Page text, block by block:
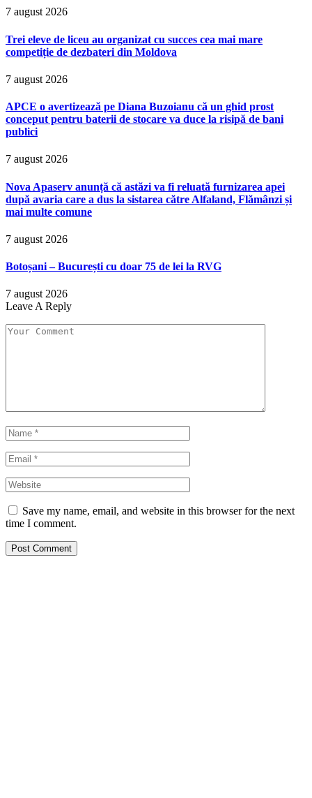
7 august 2026
Trei eleve de liceu au organizat cu succes cea mai mare
competiție de dezbateri din Moldova
7 august 2026
APCE o avertizează pe Diana Buzoianu că un ghid prost
conceput pentru baterii de stocare va duce la risipă de bani
publici
7 august 2026
Nova Apaserv anunță că astăzi va fi reluată furnizarea apei
după avaria care a dus la sistarea către Alfaland, Flămânzi și
mai multe comune
7 august 2026
Botoșani – București cu doar 75 de lei la RVG
7 august 2026
Leave A Reply
Save my name, email, and website in this browser for the next
time I comment.